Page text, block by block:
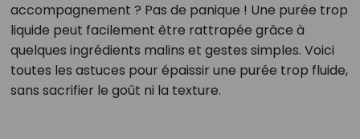
accompagnement ? Pas de panique ! Une purée trop
liquide peut facilement être rattrapée grâce à
quelques ingrédients malins et gestes simples. Voici
toutes les astuces pour épaissir une purée trop fluide,
sans sacrifier le goût ni la texture.